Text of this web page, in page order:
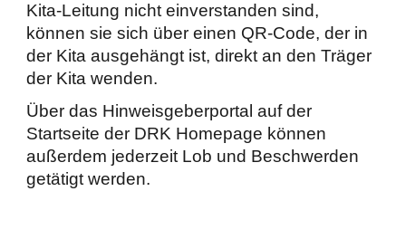
Kita-Leitung nicht einverstanden sind,
können sie sich über einen QR-Code, der in
der Kita ausgehängt ist, direkt an den Träger
der Kita wenden.
Über das Hinweisgeberportal auf der
Startseite der DRK Homepage können
außerdem jederzeit Lob und Beschwerden
getätigt werden.